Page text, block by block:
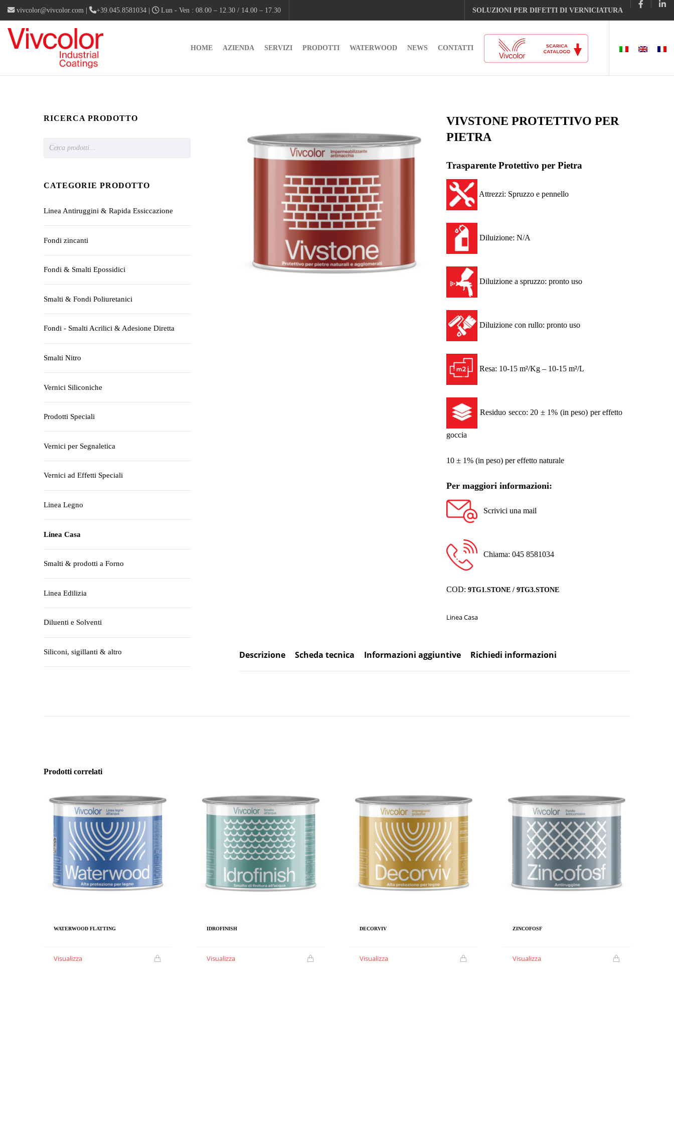
vivcolor@vivcolor.com | +39.045.8581034 | Lun - Ven : 08.00 – 12.30 / 14.00 – 17.30 SOLUZIONI PER DIFETTI DI VERNICIATURA
HOME AZIENDA SERVIZI PRODOTTI WATERWOOD NEWS CONTATTI
VIVSTONE PROTETTIVO PER
PIETRA
Trasparente Protettivo per Pietra
Attrezzi: Spruzzo e pennello
Diluizione: N/A
Diluizione a spruzzo: pronto uso
Diluizione con rullo: pronto uso
Resa: 10-15 m²/Kg – 10-15 m²/L
Residuo secco: 20 ± 1% (in peso) per effetto
goccia
10 ± 1% (in peso) per effetto naturale
Per maggiori informazioni:
Scrivici una mail
Chiama: 045 8581034
COD:9TG1.STONE / 9TG3.STONE
Linea Casa
Descrizione Scheda tecnica Informazioni aggiuntive Richiedi informazioni
RICERCA PRODOTTO
search
CATEGORIE PRODOTTO
Linea Antiruggini & Rapida Essiccazione
Fondi zincanti
Fondi & Smalti Epossidici
Smalti & Fondi Poliuretanici
Fondi - Smalti Acrilici & Adesione Diretta
Smalti Nitro
Vernici Siliconiche
Prodotti Speciali
Vernici per Segnaletica
Vernici ad Effetti Speciali
Linea Legno
Linea Casa
Smalti & prodotti a Forno
Linea Edilizia
Diluenti e Solventi
Siliconi, sigillanti & altro
Prodotti correlati
WATERWOOD FLATTING
Visualizza
IDROFINISH
Visualizza
DECORVIV
Visualizza
ZINCOFOSF
Visualizza